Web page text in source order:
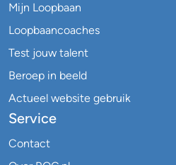
Mijn Loopbaan
Loopbaancoaches
Test jouw talent
Beroep in beeld
Actueel website gebruik
Service
Contact